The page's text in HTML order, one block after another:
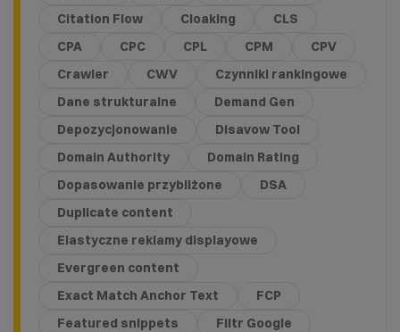
Citation Flow
Cloaking
CLS
CPA
CPC CPL CPM
CPV
Crawler
CWV
Czynniki rankingowe
Dane strukturalne
Demand Gen
Depozycjonowanie
Disavow Tool
Domain Authority
Domain Rating
Dopasowanie przybliżone
DSA
Duplicate content
Elastyczne reklamy displayowe
Evergreen content
Exact Match Anchor Text
FCP
Featured snippets
Filtr Google